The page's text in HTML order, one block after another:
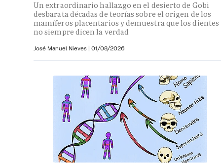
Un extraordinario hallazgo en el desierto de Gobi
desbarata décadas de teorías sobre el origen de los
mamíferos placentarios y demuestra que los dientes
no siempre dicen la verdad
José Manuel Nieves | 01/08/2026